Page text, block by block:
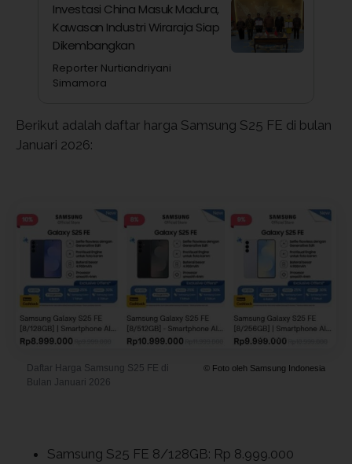
Investasi China Masuk Madura,
Kawasan Industri Wiraraja Siap
Dikembangkan
Reporter Nurtiandriyani
Simamora
Berikut adalah daftar harga Samsung S25 FE di bulan
Januari 2026:
Daftar Harga Samsung S25 FE di
Bulan Januari 2026
© Foto oleh Samsung Indonesia
Samsung S25 FE 8/128GB: Rp 8.999.000